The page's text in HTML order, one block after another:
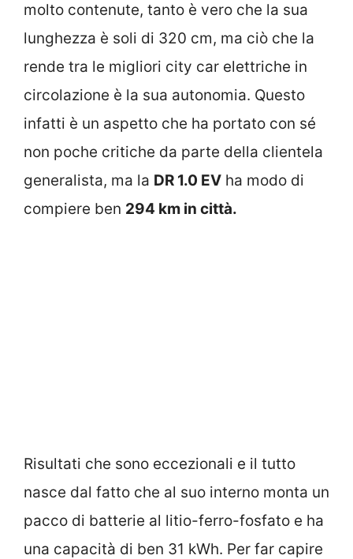
molto contenute, tanto è vero che la sua
lunghezza è soli di 320 cm, ma ciò che la
rende tra le migliori city car elettriche in
circolazione è la sua autonomia. Questo
infatti è un aspetto che ha portato con sé
non poche critiche da parte della clientela
generalista, ma la DR 1.0 EV ha modo di
compiere ben 294 km in città.
Risultati che sono eccezionali e il tutto
nasce dal fatto che al suo interno monta un
pacco di batterie al litio-ferro-fosfato e ha
una capacità di ben 31 kWh. Per far capire